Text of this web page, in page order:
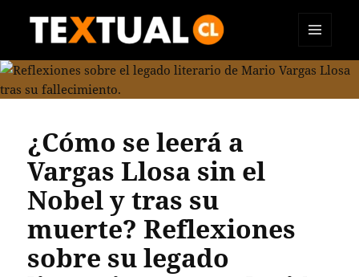
TEXTUAL
Y
WIDGETS
¿Cómo se leerá a
Vargas Llosa sin el
Nobel y tras su
muerte? Reflexiones
sobre su legado